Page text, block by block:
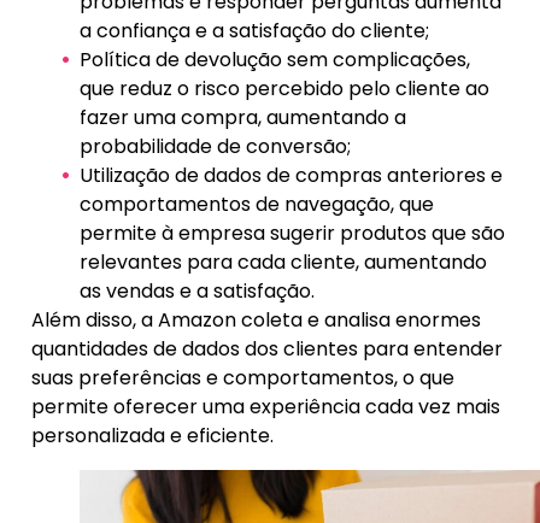
a confiança e a satisfação do cliente;
Política de devolução sem complicações,
que reduz o risco percebido pelo cliente ao
fazer uma compra, aumentando a
probabilidade de conversão;
Utilização de dados de compras anteriores e
comportamentos de navegação, que
permite à empresa sugerir produtos que são
relevantes para cada cliente, aumentando
as vendas e a satisfação.
Além disso, a Amazon coleta e analisa enormes
quantidades de dados dos clientes para entender
suas preferências e comportamentos, o que
permite oferecer uma experiência cada vez mais
personalizada e eficiente.